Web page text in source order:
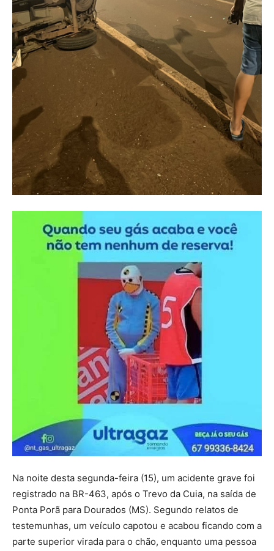
Na noite desta segunda-feira (15), um acidente grave foi
registrado na BR-463, após o Trevo da Cuia, na saída de
Ponta Porã para Dourados (MS). Segundo relatos de
testemunhas, um veículo capotou e acabou ficando com a
parte superior virada para o chão, enquanto uma pessoa